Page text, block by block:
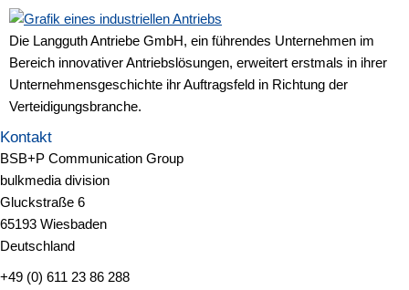
Die Langguth Antriebe GmbH, ein führendes Unternehmen im
Bereich innovativer Antriebslösungen, erweitert erstmals in ihrer
Unternehmensgeschichte ihr Auftragsfeld in Richtung der
Verteidigungsbranche.
Kontakt
BSB+P Communication Group
bulkmedia division
Gluckstraße 6
65193 Wiesbaden
Deutschland
+49 (0) 611 23 86 288